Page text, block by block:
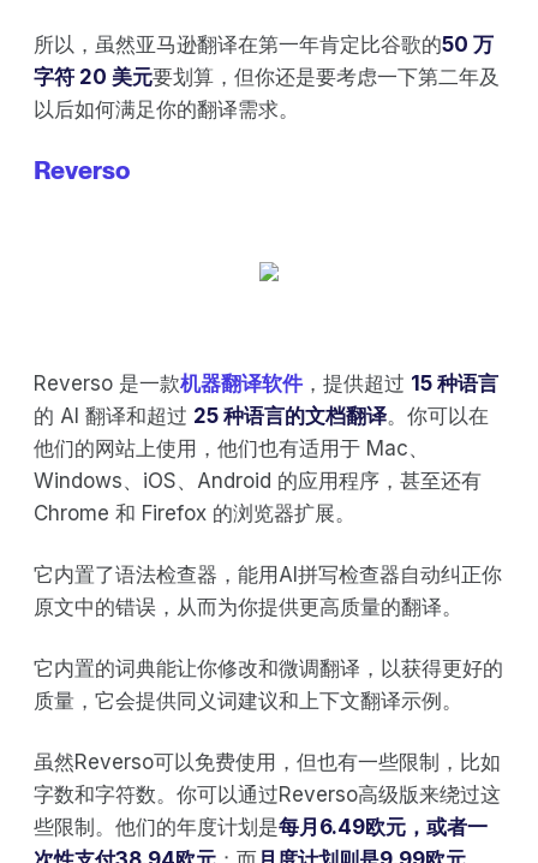
所以，虽然亚马逊翻译在第一年肯定比谷歌的50 万
字符 20 美元要划算，但你还是要考虑一下第二年及
以后如何满足你的翻译需求。
Reverso
Reverso 是一款机器翻译软件 ，提供超过 15 种语言
的 AI 翻译和超过 25 种语言的文档翻译。你可以在
他们的网站上使用，他们也有适用于 Mac、
Windows、iOS、Android 的应用程序，甚至还有
Chrome 和 Firefox 的浏览器扩展。
它内置了语法检查器，能用AI拼写检查器自动纠正你
原文中的错误，从而为你提供更高质量的翻译。
它内置的词典能让你修改和微调翻译，以获得更好的
质量，它会提供同义词建议和上下文翻译示例。
虽然Reverso可以免费使用，但也有一些限制，比如
字数和字符数。你可以通过Reverso高级版来绕过这
些限制。他们的年度计划是每月6.49欧元，或者一